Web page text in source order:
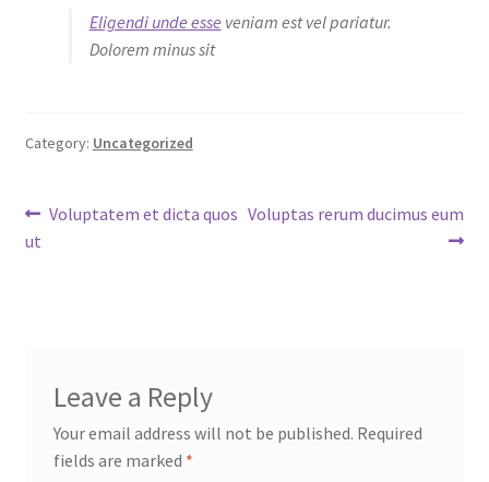
Eligendi unde esse veniam est vel pariatur.
Dolorem minus sit
Category: Uncategorized
Post
navigation
Previous
Voluptatem et dicta quos
ut
Next
Voluptas rerum ducimus eum
Leave a Reply
Your email address will not be published. Required
fields are marked *